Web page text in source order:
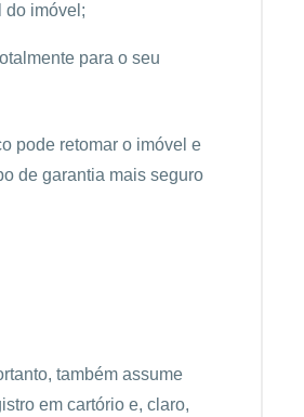
do imóvel;
para o seu
pode retomar o imóvel e
de garantia mais seguro
também assume
em cartório e, claro,